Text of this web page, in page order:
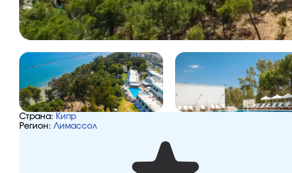
Страна: Кипр
Регион: Лимассол